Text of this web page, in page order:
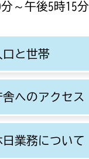
～午後5時15分
口と世帯
舎へのアクセス
日業務について